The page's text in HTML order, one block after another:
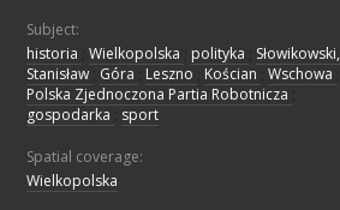
Subject:
historia Wielkopolska polityka
Słowikowski,
Stanisław Góra Leszno Kościan Wschowa
Polska Zjednoczona Partia Robotnicza
gospodarka
sport
Spatial coverage:
Wielkopolska